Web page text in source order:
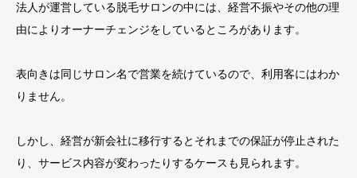
法人が運営している脱毛サロンの中には、経営不振やその他の理
由によりオーナーチェンジをしているところがあります。
表向きは同じサロン名で営業を続けているので、利用客にはわか
りません。
しかし、経営が新会社に移行するとそれまでの保証が停止された
り、サービス内容が変わったりするケースも見られます。